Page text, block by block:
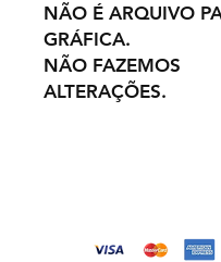
NÃO É ARQUIVO
GRÁFICA.
NÃO FAZEMOS
ALTERAÇÕES.